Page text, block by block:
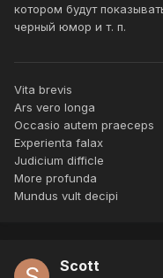
котором будут
черный юмор и т. п.
Vita brevis
Ars vero longa
Occasio autem praeceps
Experienta falax
Judicium difficle
More profunda
Mundus vult decipi
Scott